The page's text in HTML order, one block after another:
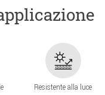
Resistente alla luce